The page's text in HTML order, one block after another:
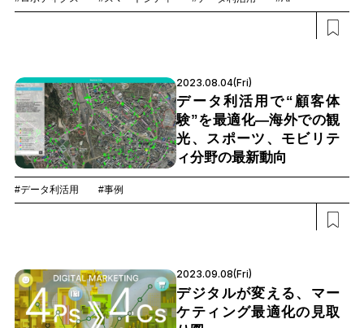
2023.08.04(Fri)
データ利活用で“顧客体
験”を最適化―海外での観
光、スポーツ、モビリテ
ィ分野の最新動向
#データ利活用 #事例
2023.09.08(Fri)
デジタルが変える、マー
ケティング最適化の見取